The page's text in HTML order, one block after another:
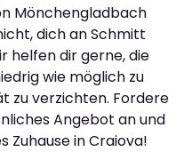
Mönchengladbach
dich an Schmitt
helfen dir gerne, die
wie möglich zu
zu verzichten. Fordere
Angebot an und
Zuhause in Craiova!